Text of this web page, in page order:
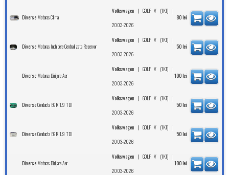
Diverse Motoras Clima
Volkswagen | GOLF V (1K1)|
2003-2026
80 lei
Diverse Motoras Inchidere Centralizata Rezervor
Volkswagen | GOLF V (1K1)|
2003-2026
50 lei
Diverse Motoras Dirijare Aer
Volkswagen | GOLF V (1K1)|
2003-2026
100 lei
DiverseConducta EGR 1.9 TDI
Volkswagen | GOLF V (1K1)|
2003-2026
50 lei
DiverseConducta EGR 1.9 TDI
Volkswagen | GOLF V (1K1)|
2003-2026
50 lei
Diverse Motoras Dirijare Aer
Volkswagen | GOLF V (1K1)|
2003-2026
100 lei